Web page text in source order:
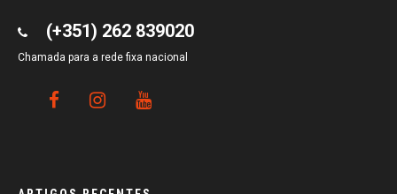
(+351) 262 839020
Chamada para a rede fixa nacional